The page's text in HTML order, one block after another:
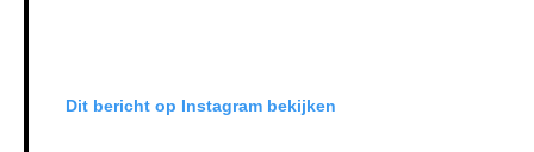
Dit bericht op Instagram bekijken